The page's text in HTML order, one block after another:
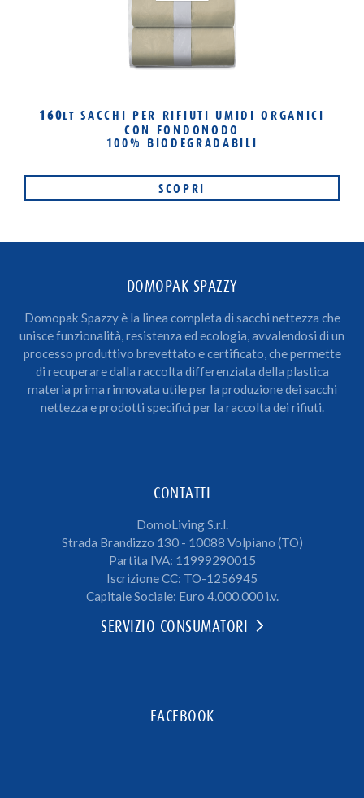
160LT SACCHI PER RIFIUTI UMIDI ORGANICI
CON FONDONODO
100% BIODEGRADABILI
SCOPRI
DOMOPAK SPAZZY
Domopak Spazzy è la linea completa di sacchi nettezza che
unisce funzionalità, resistenza ed ecologia, avvalendosi di un
processo produttivo brevettato e certificato, che permette
di recuperare dalla raccolta differenziata della plastica
materia prima rinnovata utile per la produzione dei sacchi
nettezza e prodotti specifici per la raccolta dei rifiuti.
CONTATTI
DomoLiving S.r.l.
Strada Brandizzo 130 - 10088 Volpiano (TO)
Partita IVA: 11999290015
Iscrizione CC: TO-1256945
Capitale Sociale: Euro 4.000.000 i.v.
SERVIZIO CONSUMATORI
FACEBOOK